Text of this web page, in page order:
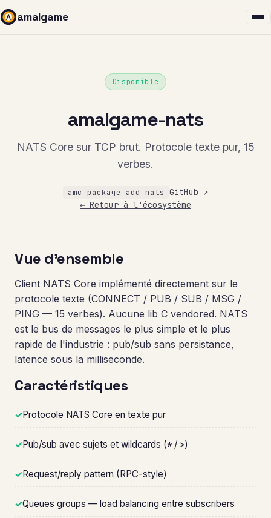
amalgame
Disponible
amalgame-nats
NATS Core sur TCP brut. Protocole texte pur, 15
verbes.
amc package add nats GitHub ↗
← Retour à l'écosystème
Vue d'ensemble
Client NATS Core implémenté directement sur le
protocole texte (CONNECT / PUB / SUB / MSG /
PING — 15 verbes). Aucune lib C vendored. NATS
est le bus de messages le plus simple et le plus
rapide de l'industrie : pub/sub sans persistance,
latence sous la milliseconde.
Caractéristiques
✓Protocole NATS Core en texte pur
✓Pub/sub avec sujets et wildcards (* / >)
✓Request/reply pattern (RPC-style)
✓Queues groups — load balancing entre subscribers